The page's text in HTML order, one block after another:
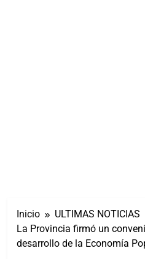
Inicio
ULTIMAS NOTICIAS
La Provincia firmó un
desarrollo de la Economía